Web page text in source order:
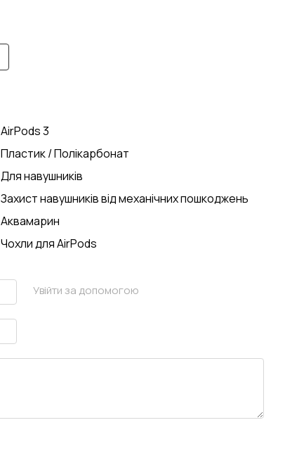
AirPods 3
Пластик / Полікарбонат
Для навушників
Захист навушників від механічних пошкоджень
Аквамарин
Чохли для AirPods
Увійти за допомогою